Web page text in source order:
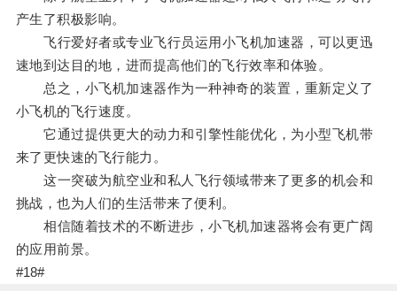
产生了积极影响。
飞行爱好者或专业飞行员运用小飞机加速器，可以更迅
速地到达目的地，进而提高他们的飞行效率和体验。
总之，小飞机加速器作为一种神奇的装置，重新定义了
小飞机的飞行速度。
它通过提供更大的动力和引擎性能优化，为小型飞机带
来了更快速的飞行能力。
这一突破为航空业和私人飞行领域带来了更多的机会和
挑战，也为人们的生活带来了便利。
相信随着技术的不断进步，小飞机加速器将会有更广阔
的应用前景。
#18#